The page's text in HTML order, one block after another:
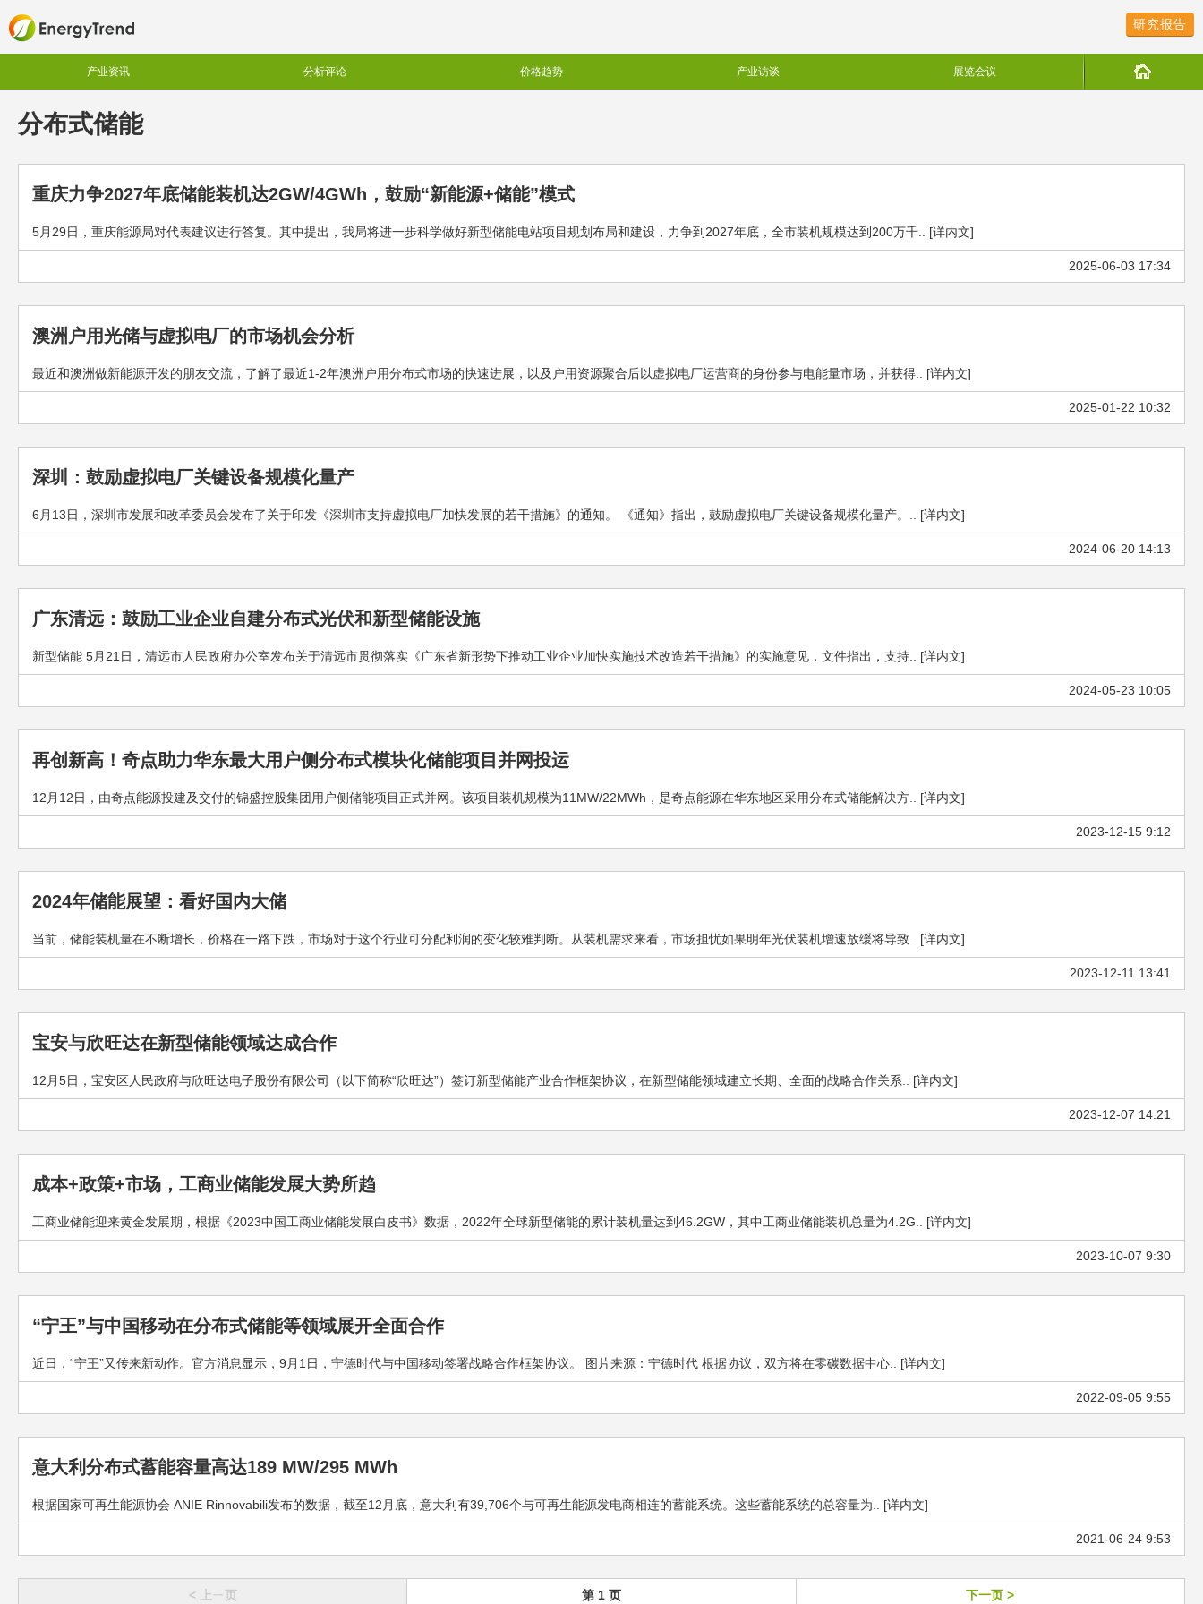
研究报告
产业资讯 分析评论 价格趋势 产业访谈 展览会议
分布式储能
重庆力争2027年底储能装机达2GW/4GWh，鼓励“新能源+储能”模式
5月29日，重庆能源局对代表建议进行答复。其中提出，我局将进一步科学做好新型储能电站项目规划布局和建设，力争到2027年底，全市装机规模达到200万千.. [详内文]
2025-06-03 17:34
澳洲户用光储与虚拟电厂的市场机会分析
最近和澳洲做新能源开发的朋友交流，了解了最近1-2年澳洲户用分布式市场的快速进展，以及户用资源聚合后以虚拟电厂运营商的身份参与电能量市场，并获得.. [详内文]
2025-01-22 10:32
深圳：鼓励虚拟电厂关键设备规模化量产
6月13日，深圳市发展和改革委员会发布了关于印发《深圳市支持虚拟电厂加快发展的若干措施》的通知。 《通知》指出，鼓励虚拟电厂关键设备规模化量产。.. [详内文]
2024-06-20 14:13
广东清远：鼓励工业企业自建分布式光伏和新型储能设施
新型储能 5月21日，清远市人民政府办公室发布关于清远市贯彻落实《广东省新形势下推动工业企业加快实施技术改造若干措施》的实施意见，文件指出，支持.. [详内文]
2024-05-23 10:05
再创新高！奇点助力华东最大用户侧分布式模块化储能项目并网投运
12月12日，由奇点能源投建及交付的锦盛控股集团用户侧储能项目正式并网。该项目装机规模为11MW/22MWh，是奇点能源在华东地区采用分布式储能解决方.. [详内文]
2023-12-15 9:12
2024年储能展望：看好国内大储
当前，储能装机量在不断增长，价格在一路下跌，市场对于这个行业可分配利润的变化较难判断。从装机需求来看，市场担忧如果明年光伏装机增速放缓将导致.. [详内文]
2023-12-11 13:41
宝安与欣旺达在新型储能领域达成合作
12月5日，宝安区人民政府与欣旺达电子股份有限公司（以下简称“欣旺达”）签订新型储能产业合作框架协议，在新型储能领域建立长期、全面的战略合作关系.. [详内文]
2023-12-07 14:21
成本+政策+市场，工商业储能发展大势所趋
工商业储能迎来黄金发展期，根据《2023中国工商业储能发展白皮书》数据，2022年全球新型储能的累计装机量达到46.2GW，其中工商业储能装机总量为4.2G.. [详内文]
2023-10-07 9:30
“宁王”与中国移动在分布式储能等领域展开全面合作
近日，“宁王”又传来新动作。官方消息显示，9月1日，宁德时代与中国移动签署战略合作框架协议。 图片来源：宁德时代 根据协议，双方将在零碳数据中心.. [详内文]
2022-09-05 9:55
意大利分布式蓄能容量高达189 MW/295 MWh
根据国家可再生能源协会 ANIE Rinnovabili发布的数据，截至12月底，意大利有39,706个与可再生能源发电商相连的蓄能系统。这些蓄能系统的总容量为.. [详内文]
2021-06-24 9:53
< 上ㄧ页 第 1 页 下一页 >